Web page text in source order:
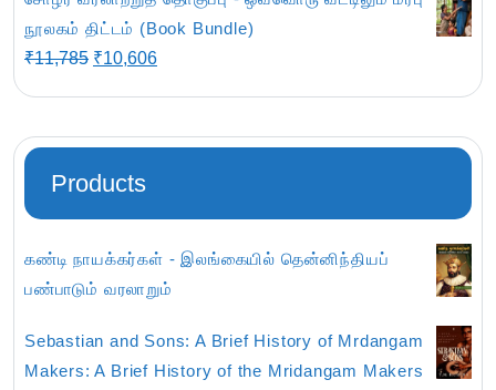
₹117.₹99.
நூலகம் திட்டம் (Book Bundle)
₹11,785 Original
₹11,785.
₹10,606Current
₹10,606.
Products
கண்டி நாயக்கர்கள் - இலங்கையில் தென்னிந்தியப்
பண்பாடும் வரலாறும்
Sebastian and Sons: A Brief History of Mrdangam
Makers: A Brief History of the Mridangam Makers